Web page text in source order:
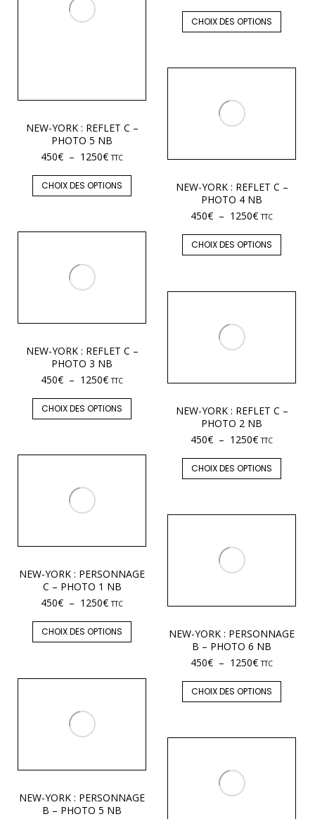
CHOIX DES OPTIONS
NEW-YORK : REFLET C –
PHOTO 5 NB
450€ – 1250€ TTC
CHOIX DES OPTIONS
NEW-YORK : REFLET C –
PHOTO 4 NB
450€ – 1250€ TTC
CHOIX DES OPTIONS
NEW-YORK : REFLET C –
PHOTO 3 NB
450€ – 1250€ TTC
CHOIX DES OPTIONS
NEW-YORK : REFLET C –
PHOTO 2 NB
450€ – 1250€ TTC
CHOIX DES OPTIONS
NEW-YORK : PERSONNAGE
C – PHOTO 1 NB
450€ – 1250€ TTC
CHOIX DES OPTIONS
NEW-YORK : PERSONNAGE
B – PHOTO 6 NB
450€ – 1250€ TTC
CHOIX DES OPTIONS
NEW-YORK : PERSONNAGE
B – PHOTO 5 NB